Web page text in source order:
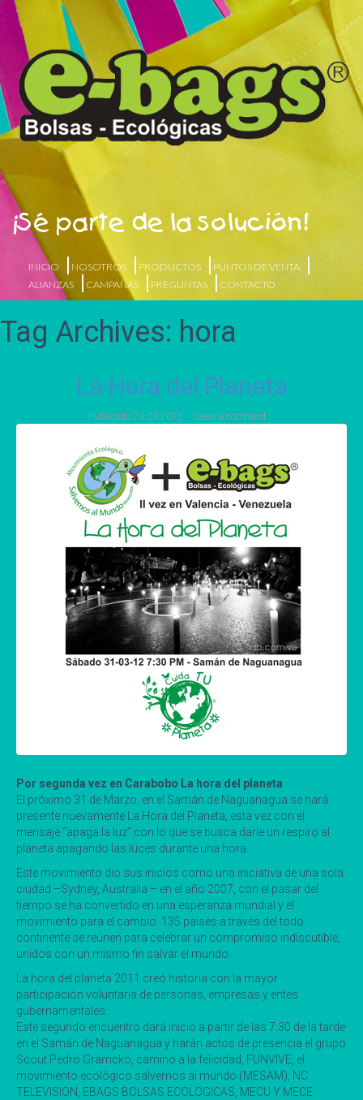
¡Sé parte de la solución!
INICIO NOSOTROS PRODUCTOS
PUNTOS DE VENTA
ALIANZAS
CAMPAÑAS PREGUNTAS CONTACTO
Tag Archives: hora
La Hora del Planeta
Publicado 29 03 2012 Leave a comment
Por segunda vez en Carabobo La hora del planeta
El próximo 31 de Marzo, en el Samán de Naguanagua se hará
presente nuevamente La Hora del Planeta, esta vez con el
mensaje “apaga la luz” con lo que se busca darle un respiro al
planeta apagando las luces durante una hora.
Este movimiento dio sus inicios como una iniciativa de una sola
ciudad –Sydney, Australia – en el año 2007, con el pasar del
tiempo se ha convertido en una esperanza mundial y el
movimiento para el cambio. 135 países a través del todo
continente se reúnen para celebrar un compromiso indiscutible,
unidos con un mismo fin salvar el mundo.
La hora del planeta 2011 creó historia con la mayor
participación voluntaria de personas, empresas y entes
gubernamentales.
Este segundo encuentro dará inicio a partir de las 7:30 de la tarde
en el Samán de Naguanagua y harán actos de presencia el grupo
Scout Pedro Gramcko, camino a la felicidad, FUNVIVE, el
movimiento ecológico salvemos al mundo (MESAM), NC
TELEVISION, EBAGS BOLSAS ECOLOGICAS, MECU Y MECE